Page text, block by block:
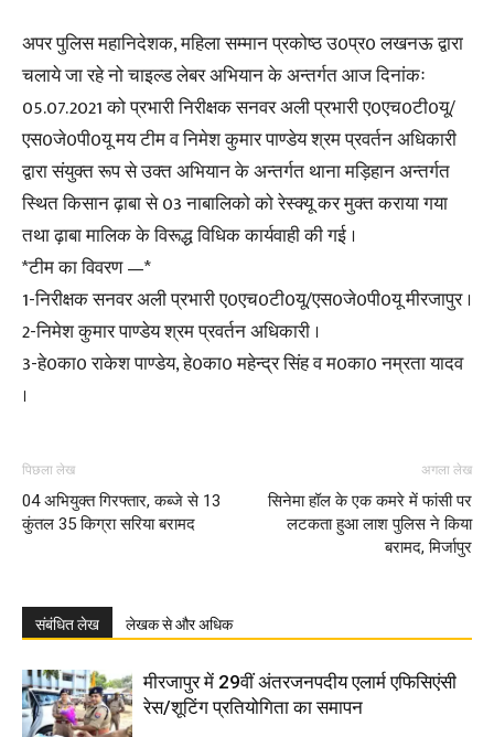
अपर पुलिस महानिदेशक, महिला सम्मान प्रकोष्ठ उ0प्र0 लखनऊ द्वारा
चलाये जा रहे नो चाइल्ड लेबर अभियान के अन्तर्गत आज दिनांकः
05.07.2021 को प्रभारी निरीक्षक सनवर अली प्रभारी ए0एच0टी0यू/
एस0जे0पी0यू मय टीम व निमेश कुमार पाण्डेय श्रम प्रवर्तन अधिकारी
द्वारा संयुक्त रूप से उक्त अभियान के अन्तर्गत थाना मड़िहान अन्तर्गत
स्थित किसान ढ़ाबा से 03 नाबालिको को रेस्क्यू कर मुक्त कराया गया
तथा ढ़ाबा मालिक के विरूद्ध विधिक कार्यवाही की गई ।
*टीम का विवरण —*
1-निरीक्षक सनवर अली प्रभारी ए0एच0टी0यू/एस0जे0पी0यू मीरजापुर ।
2-निमेश कुमार पाण्डेय श्रम प्रवर्तन अधिकारी ।
3-हे0का0 राकेश पाण्डेय, हे0का0 महेन्द्र सिंह व म0का0 नम्रता यादव
।
पिछला लेख
04 अभियुक्त गिरफ्तार, कब्जे से 13
कुंतल 35 किग्रा सरिया बरामद
अगला लेख
सिनेमा हॉल के एक कमरे में फांसी पर
लटकता हुआ लाश पुलिस ने किया
बरामद, मिर्जापुर
संबंधित लेख लेखक से और अधिक
मीरजापुर में 29वीं अंतरजनपदीय एलार्म एफिसिएंसी
रेस/शूटिंग प्रतियोगिता का समापन